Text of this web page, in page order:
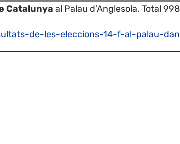
Catalunya al Palau d’Anglesola. Total
de-les-eleccions-14-f-al-palau-